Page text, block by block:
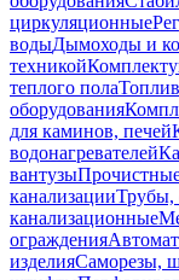
циркуляционные
водыДымоходы и
техникой
теплого пола
оборудования
для каминов, печей
водонагревателей
вантузы
канализацииТрубы,
канализационные
ограждения
изделияСаморезы,